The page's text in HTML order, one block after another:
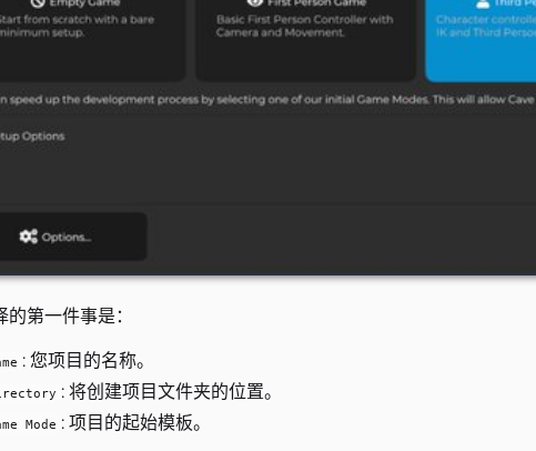
的第一件事是：
: 您项目的名称。
: 将创建项目文件夹的位置。
Mode : 项目的起始模板。